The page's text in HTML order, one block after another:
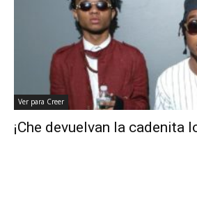
Ver para Creer
¡Che devuelvan la cadenita